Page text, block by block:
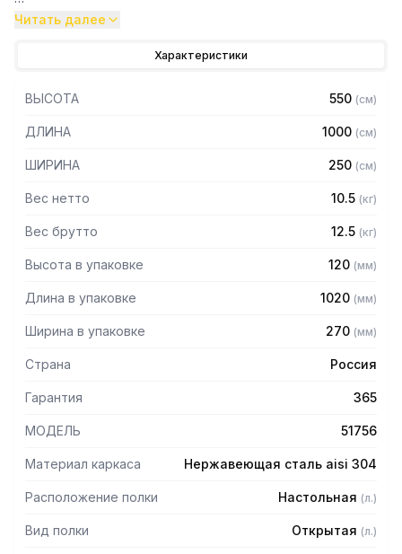
Особенности:
— Материал: нержавеющая сталь AISI 304 толщиной 0,8
мм
— С усилителем
— 2 яруса
AISI 304 толщиной 1,2мм
столешнице
Читать далее
Характеристики
ВЫСОТА 550 (см)
ДЛИНА 1000 (см)
ШИРИНА 250 (см)
Вес нетто 10.5 (кг)
Вес брутто 12.5 (кг)
Высота в упаковке 120 (мм)
Длина в упаковке 1020 (мм)
Ширина в упаковке 270 (мм)
Страна Россия
Гарантия 365
МОДЕЛЬ 51756
Материал каркаса Нержавеющая сталь aisi 304
Расположение полки Настольная (л.)
Вид полки Открытая (л.)